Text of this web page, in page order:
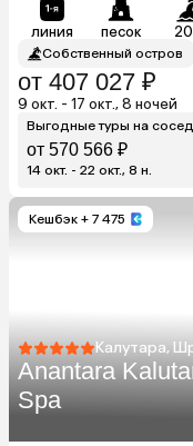
линия песок
Собственный остров
от 407 027 ₽
9 окт. - 17 окт., 8 ночей
Выгодные туры на
от 570 566 ₽
14 окт. - 22 окт., 8 н.
Кешбэк + 7 475
Калутара,
Anantara
Spa